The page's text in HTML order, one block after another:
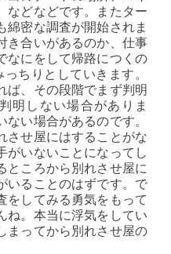
などなどです。またター
綿密な調査が開始されま
き合いがあるのか、仕事
なにをして帰路につくの
ちりとしていきます。
ば、その段階でまず判明
明しない場合がありま
い場合があるのです。
させ屋にはすることがな
がいないことになってし
ところから別れさせ屋に
いることのはずです。で
をしてみる勇気をもって
ね。本当に浮気をしてい
まってから別れさせ屋の